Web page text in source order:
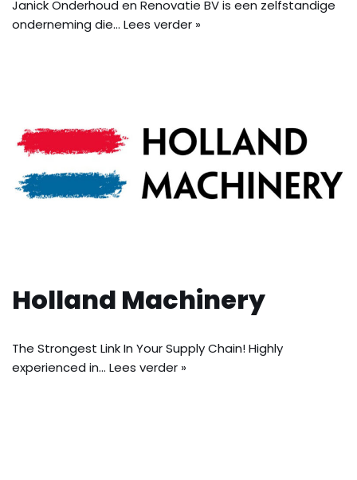
Janick Onderhoud en Renovatie BV is een zelfstandige
onderneming die… Lees verder »
Holland Machinery
The Strongest Link In Your Supply Chain! Highly
experienced in… Lees verder »